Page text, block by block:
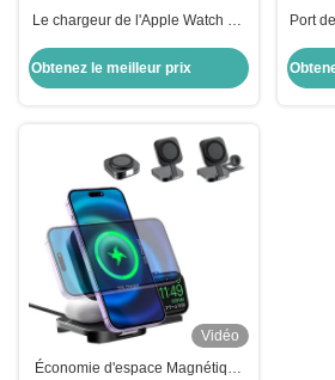
Le chargeur de l'Apple Watch est
Obtenez le meilleur prix
Port
Vidéo
Économie d'espace Magnétique